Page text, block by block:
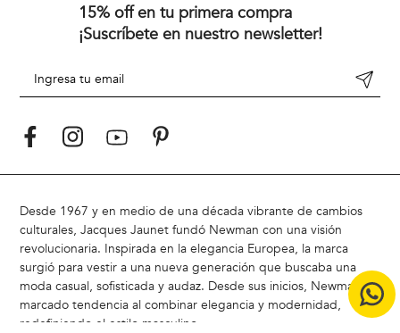
15% off en tu primera compra
¡Suscríbete en nuestro newsletter!
Desde 1967 y en medio de una década vibrante de cambios
culturales, Jacques Jaunet fundó Newman con una visión
revolucionaria. Inspirada en la elegancia Europea, la marca
surgió para vestir a una nueva generación que buscaba una
moda casual, sofisticada y audaz. Desde sus inicios, Newman ha
marcado tendencia al combinar elegancia y modernidad,
redefiniendo el estilo masculino